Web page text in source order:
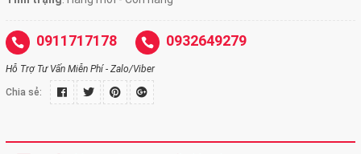
0911717178 0932649279
Hỗ Trợ Tư Vấn Miễn Phí - Zalo/Viber
Chia sẻ: